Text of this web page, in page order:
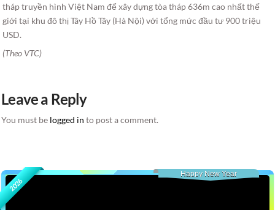
tháp truyền hình Việt Nam để xây dựng tòa tháp 636m cao nhất thế
giới tại khu đô thị Tây Hồ Tây (Hà Nội) với tổng mức đầu tư 900 triệu
USD.
(Theo VTC)
Leave a Reply
You must be logged in to post a comment.
2026
Happy New Year